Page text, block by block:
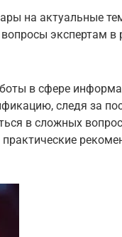
на актуальные
экспертам
в сфере
следя за
в сложных